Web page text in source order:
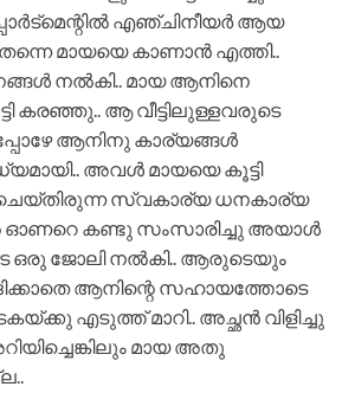
എഞ്ചിനീയർ ആയ
മായയെ കാണാൻ എത്തി..
നൽകി.. മായ ആനിനെ
കരഞ്ഞു.. ആ വീട്ടിലുള്ളവരുടെ
ആനിനു കാര്യങ്ങൾ
അവൾ മായയെ കൂട്ടി
സ്വകാര്യ ധനകാര്യ
ഓണറെ കണ്ടു സംസാരിച്ചു അയാൾ
ഒരു ജോലി നൽകി.. ആരുടെയും
ആനിന്റെ സഹായത്തോടെ
എടുത്ത് മാറി.. അച്ഛൻ വിളിച്ചു
മായ അതു